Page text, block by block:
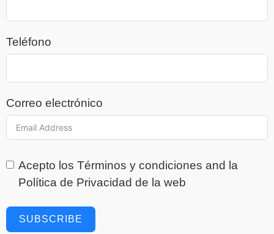
Teléfono
Correo electrónico
Acepto los Términos y condiciones and la
Política de Privacidad de la web
SUBSCRIBE